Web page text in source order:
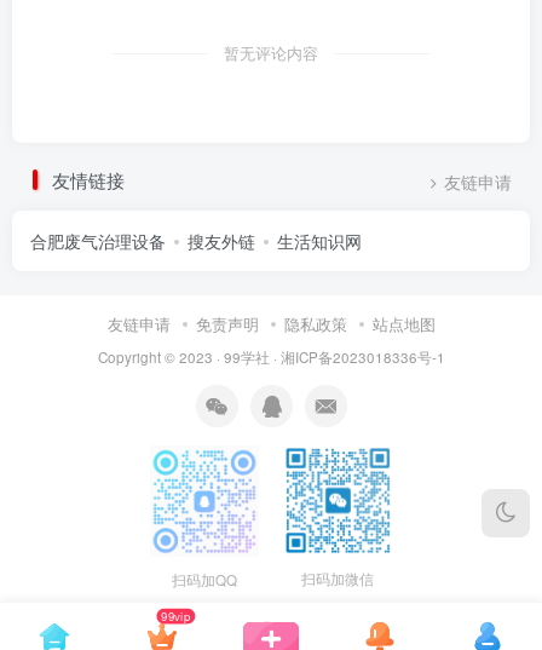
暂无评论内容
友情链接 友链申请
合肥废气治理设备 搜友外链 生活知识网
友链申请 免责声明 隐私政策 站点地图
Copyright © 2023 · 99学社 · 湘ICP备2023018336号-1
扫码加QQ 扫码加微信
99vip